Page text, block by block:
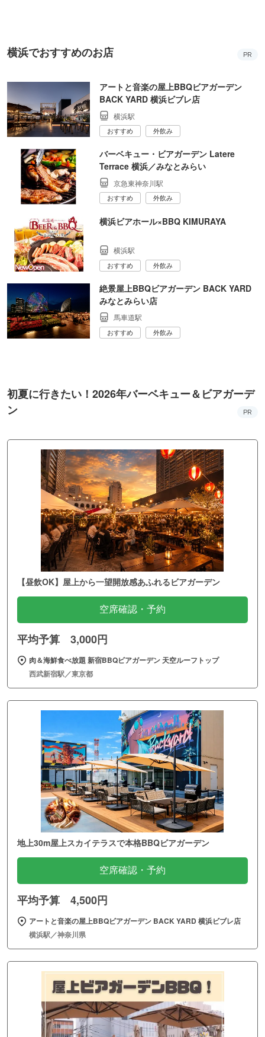
横浜でおすすめのお店 PR
アートと音楽の屋上BBQビアガーデン
BACK YARD 横浜ビブレ店
横浜駅
おすすめ 外飲み
バーベキュー・ビアガーデン Latere
Terrace 横浜／みなとみらい
京急東神奈川駅
おすすめ 外飲み
横浜ビアホール×BBQ KIMURAYA
横浜駅
おすすめ 外飲み
絶景屋上BBQビアガーデン BACK YARD
みなとみらい店
馬車道駅
おすすめ 外飲み
初夏に行きたい！2026年バーベキュー＆ビアガーデ
ン
PR
【昼飲OK】屋上から一望開放感あふれるビアガーデン
空席確認・予約
平均予算 3,000円
肉＆海鮮食べ放題 新宿BBQビアガーデン 天空ルーフトップ
西武新宿駅／東京都
地上30m屋上スカイテラスで本格BBQビアガーデン
空席確認・予約
平均予算 4,500円
アートと音楽の屋上BBQビアガーデン BACK YARD 横浜ビブレ店
横浜駅／神奈川県